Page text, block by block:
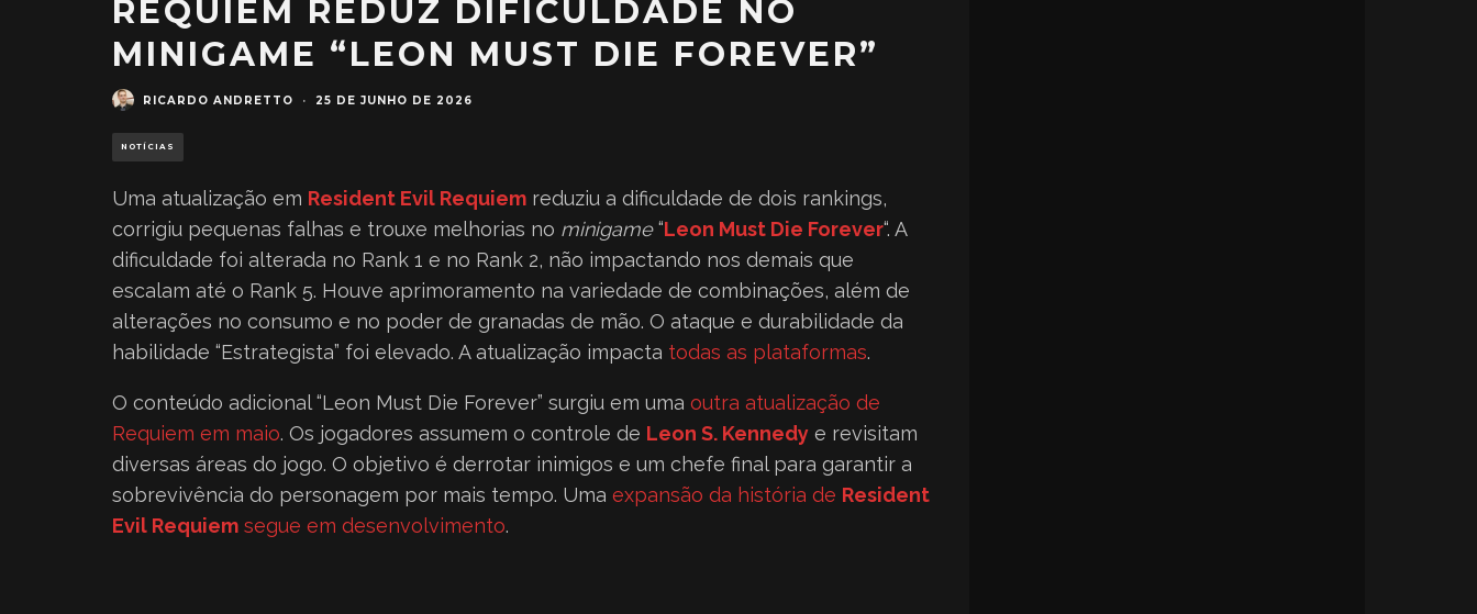
REQUIEM REDUZ DIFICULDADE NO
MINIGAME “LEON MUST DIE FOREVER”
RICARDO ANDRETTO · 25 DE JUNHO DE 2026
NOTÍCIAS
Uma atualização em Resident Evil Requiem reduziu a dificuldade de dois rankings,
corrigiu pequenas falhas e trouxe melhorias no minigame“Leon Must Die Forever“. A
dificuldade foi alterada no Rank 1 e no Rank 2, não impactando nos demais que
escalam até o Rank 5. Houve aprimoramento na variedade de combinações, além de
alterações no consumo e no poder de granadas de mão. O ataque e durabilidade da
habilidade “Estrategista” foi elevado. A atualização impacta todas as plataformas.
O conteúdo adicional “Leon Must Die Forever” surgiu em uma outra atualização de
Requiem em maio. Os jogadores assumem o controle de Leon S. Kennedy e revisitam
diversas áreas do jogo. O objetivo é derrotar inimigos e um chefe final para garantir a
sobrevivência do personagem por mais tempo. Uma expansão da história de Resident
Evil Requiem segue em desenvolvimento.